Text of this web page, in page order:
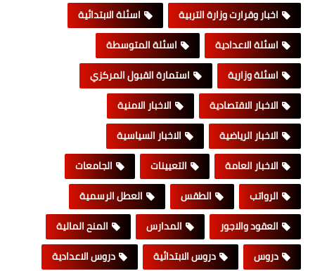
اخبار وقرارت وزارة التربية
اسئلة الابتدائية
اسئلة الاعدادية
اسئلة المتوسطة
اسئلة وزارية
استمارة القبول المركزي
الاخبار الاقتصادية
الاخبار الامنية
الاخبار الرياضية
الاخبار السياسية
الاخبار العامة
التعيينات
الجامعات
الرواتب
الطقس
العطل الرسمية
العقود والاجور
المدارس
المنح المالية
دروس
دروس الابتدائية
دروس الاعدادية